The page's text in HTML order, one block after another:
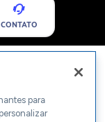
CONTATO
para